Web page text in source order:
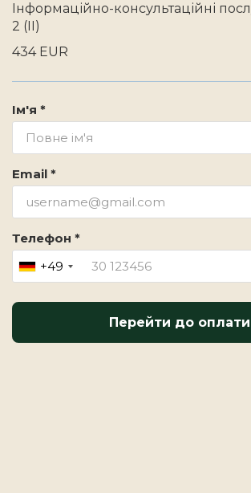
Інформаційно-консультаційні
2 (II)
434 EUR
Ім'я *
Email *
Телефон *
+49
Перейти до оплати